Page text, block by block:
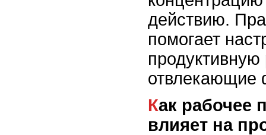
действию.
помогает
отвлекающие
Как рабочее пространство
влияет на